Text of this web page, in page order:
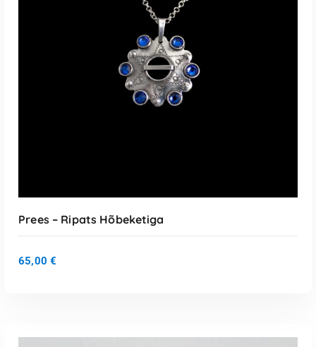
LISA KORVI
Prees – Ripats Hõbeketiga
65,00 €